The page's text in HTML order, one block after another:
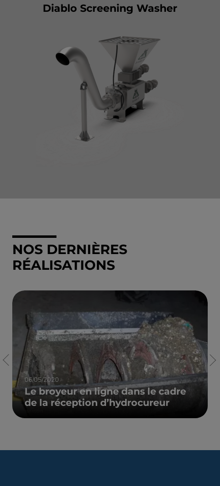
Diablo Screening Washer
NOS DERNIÈRES
RÉALISATIONS
06/05/2020
Le broyeur en ligne dans le cadre
de la réception d’hydrocureur